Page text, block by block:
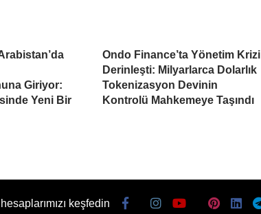
Giriyor:
Yeni Bir
Ondo Finance’ta Yönetim Krizi
Derinleşti: Milyarlarca Dolarlık
Tokenizasyon Devinin
Kontrolü Mahkemeye Taşındı
keşfedin